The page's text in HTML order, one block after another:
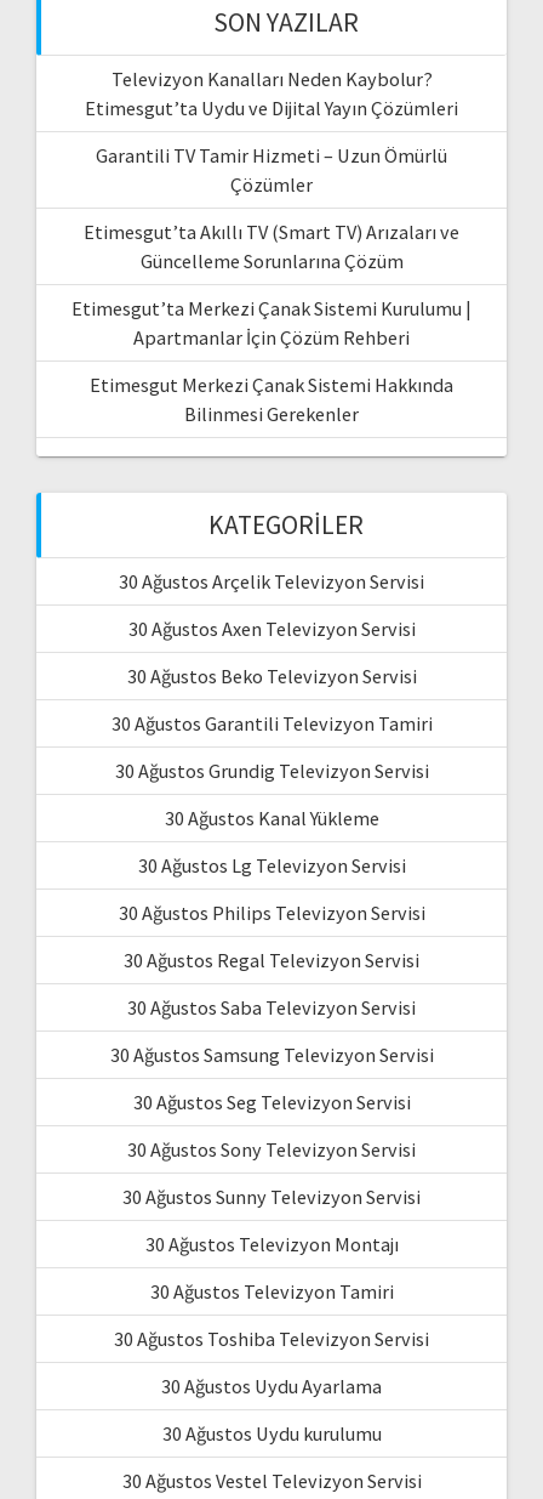
SON YAZILAR
Televizyon Kanalları Neden Kaybolur?
Etimesgut’ta Uydu ve Dijital Yayın Çözümleri
Garantili TV Tamir Hizmeti – Uzun Ömürlü
Çözümler
Etimesgut’ta Akıllı TV (Smart TV) Arızaları ve
Güncelleme Sorunlarına Çözüm
Etimesgut’ta Merkezi Çanak Sistemi Kurulumu |
Apartmanlar İçin Çözüm Rehberi
Etimesgut Merkezi Çanak Sistemi Hakkında
Bilinmesi Gerekenler
KATEGORILER
30 Ağustos Arçelik Televizyon Servisi
30 Ağustos Axen Televizyon Servisi
30 Ağustos Beko Televizyon Servisi
30 Ağustos Garantili Televizyon Tamiri
30 Ağustos Grundig Televizyon Servisi
30 Ağustos Kanal Yükleme
30 Ağustos Lg Televizyon Servisi
30 Ağustos Philips Televizyon Servisi
30 Ağustos Regal Televizyon Servisi
30 Ağustos Saba Televizyon Servisi
30 Ağustos Samsung Televizyon Servisi
30 Ağustos Seg Televizyon Servisi
30 Ağustos Sony Televizyon Servisi
30 Ağustos Sunny Televizyon Servisi
30 Ağustos Televizyon Montajı
30 Ağustos Televizyon Tamiri
30 Ağustos Toshiba Televizyon Servisi
30 Ağustos Uydu Ayarlama
30 Ağustos Uydu kurulumu
30 Ağustos Vestel Televizyon Servisi